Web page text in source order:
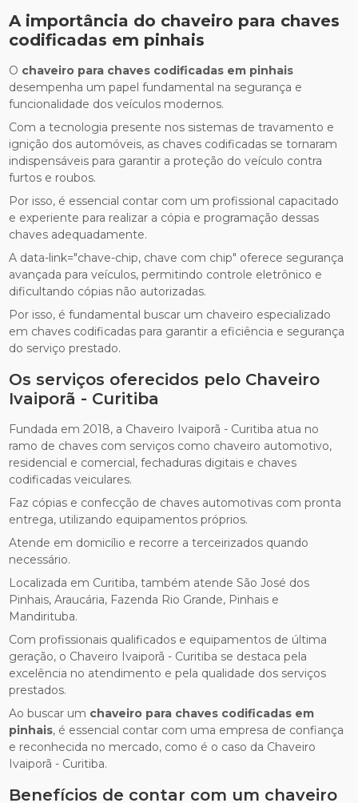
A importância do chaveiro para chaves
codificadas em pinhais
O chaveiro para chaves codificadas em pinhais
desempenha um papel fundamental na segurança e
funcionalidade dos veículos modernos.
Com a tecnologia presente nos sistemas de travamento e
ignição dos automóveis, as chaves codificadas se tornaram
indispensáveis para garantir a proteção do veículo contra
furtos e roubos.
Por isso, é essencial contar com um profissional capacitado
e experiente para realizar a cópia e programação dessas
chaves adequadamente.
A data-link="chave-chip, chave com chip" oferece segurança
avançada para veículos, permitindo controle eletrônico e
dificultando cópias não autorizadas.
Por isso, é fundamental buscar um chaveiro especializado
em chaves codificadas para garantir a eficiência e segurança
do serviço prestado.
Os serviços oferecidos pelo Chaveiro
Ivaiporã - Curitiba
Fundada em 2018, a Chaveiro Ivaiporã - Curitiba atua no
ramo de chaves com serviços como chaveiro automotivo,
residencial e comercial, fechaduras digitais e chaves
codificadas veiculares.
Faz cópias e confecção de chaves automotivas com pronta
entrega, utilizando equipamentos próprios.
Atende em domicílio e recorre a terceirizados quando
necessário.
Localizada em Curitiba, também atende São José dos
Pinhais, Araucária, Fazenda Rio Grande, Pinhais e
Mandirituba.
Com profissionais qualificados e equipamentos de última
geração, o Chaveiro Ivaiporã - Curitiba se destaca pela
excelência no atendimento e pela qualidade dos serviços
prestados.
Ao buscar um chaveiro para chaves codificadas em
pinhais, é essencial contar com uma empresa de confiança
e reconhecida no mercado, como é o caso da Chaveiro
Ivaiporã - Curitiba.
Benefícios de contar com um chaveiro